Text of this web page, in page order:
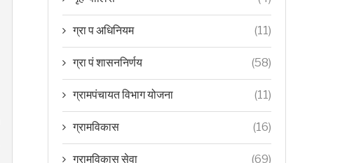
ग्रा प अधिनियम (11)
ग्रा पं शासननिर्णय (58)
ग्रामपंचायत विभाग योजना (11)
ग्रामविकास (16)
ग्रामविकास सेवा (69)